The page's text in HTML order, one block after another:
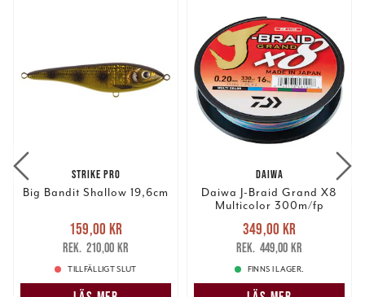
STRIKE PRO
Big Bandit Shallow 19,6cm
Nuvarande pris
159,00 krTidigare pris
210,00 kr
159,00 kr
210,00 kr
TILLFÄLLIGT SLUT
DAIWA
Daiwa J-Braid Grand X8
Multicolor 300m/fp
Nuvarande pris
349,00 krTidigare pris
449,00 kr
349,00 kr
449,00 kr
FINNS I LAGER.